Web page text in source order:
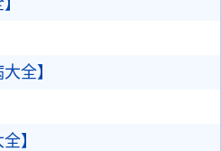
全】
】